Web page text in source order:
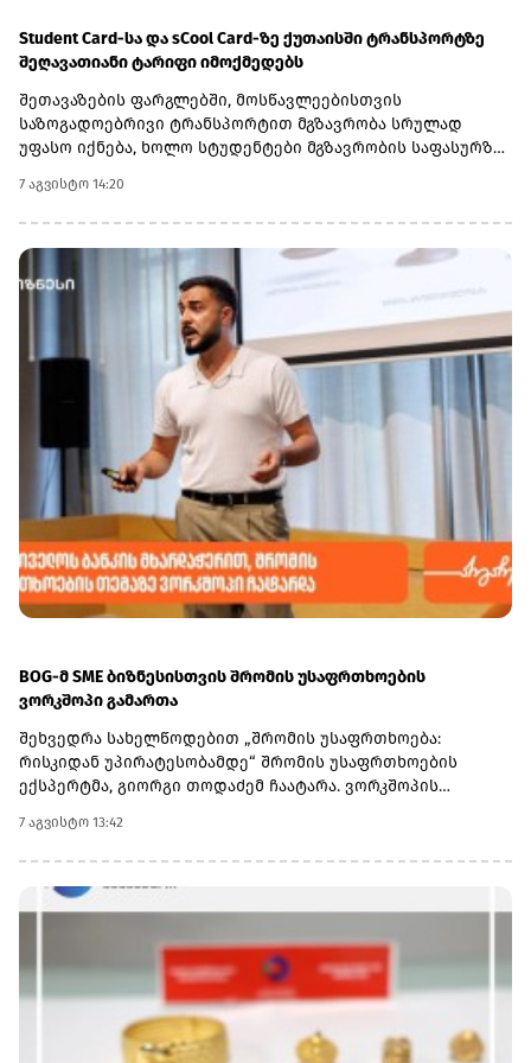
რომ Lion Finance Group-ში ჯგუფის ინვესტიციიდან (14.9%-
იანი წილობრივი მონაწილეობა) სავარაუდო დივიდენდური
ჯგუფი 2029 წლის ბოლომდე მნიშვნელოვან ჭარბ ფულად
სახსრებს დააგროვებს.
Student Card-სა და sCool Card-ზე ქუთაისში ტრანსპორტზე
შეღავათიანი ტარიფი იმოქმედებს
შეთავაზების ფარგლებში, მოსწავლეებისთვის
საზოგადოებრივი ტრანსპორტით მგზავრობა სრულად
უფასო იქნება, ხოლო სტუდენტები მგზავრობის საფასურზე
7 აგვისტო 14:20
BOG-მ SME ბიზნესისთვის შრომის უსაფრთხოების
ვორკშოპი გამართა
შეხვედრა სახელწოდებით „შრომის უსაფრთხოება:
რისკიდან უპირატესობამდე“ შრომის უსაფრთხოების
ექსპერტმა, გიორგი თოდაძემ ჩაატარა. ვორკშოპის
იმის შესახებ, თუ როგორ იქცევა უსაფრთხოების
სტანდარტების დანერგვა ბიზნესის მდგრადი
განვითარების, ფინანსური სტაბილურობისა და
რეპუტაციის გაძლიერების ინსტრუმენტად.ღონისძიებაზე
როგორიცაა უსაფრთხოების ეკონომიკა და ინვესტიციის
უკუგება (ROI); როგორ გადაიქცეს უსაფრთხოება ბიზნესის
სტრატეგიულ უპირატესობად; თანამშრომელთა
რესურსების მართვა; ლიდერის როლი უსაფრთხოების
კულტურის ჩამოყალიბებაში და ნდობაზე დაფუძნებული
7 აგვისტო 13:42